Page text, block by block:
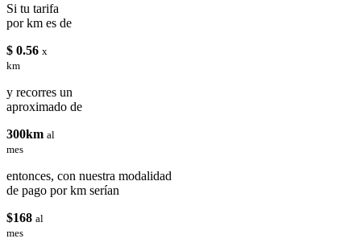
Si tu tarifa
por km es de
$ 0.56 x
km
y recorres un
aproximado de
300km al
mes
entonces, con nuestra modalidad
de pago por km serían
$168 al
mes